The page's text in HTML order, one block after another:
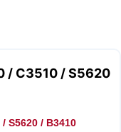
/ C3510 / S5620
S5620 / B3410